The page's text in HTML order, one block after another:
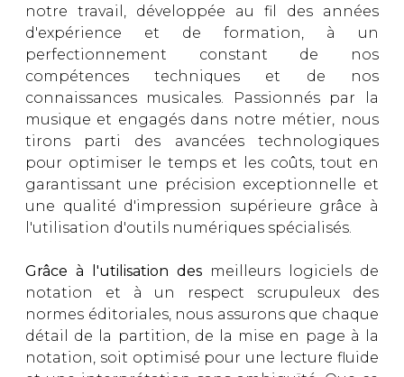
notre travail, développée au fil des années
d'expérience et de formation, à un
perfectionnement constant de nos
compétences techniques et de nos
connaissances musicales. Passionnés par la
musique et engagés dans notre métier, nous
tirons parti des avancées technologiques
pour optimiser le temps et les coûts, tout en
garantissant une précision exceptionnelle et
une qualité d'impression supérieure grâce à
l'utilisation d'outils numériques spécialisés.
Grâce à l'utilisation des meilleurs logiciels de
notation et à un respect scrupuleux des
normes éditoriales, nous assurons que chaque
détail de la partition, de la mise en page à la
notation, soit optimisé pour une lecture fluide